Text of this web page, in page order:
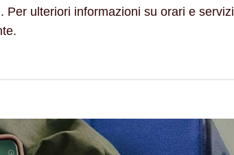
Per ulteriori informazioni su orari e servizi